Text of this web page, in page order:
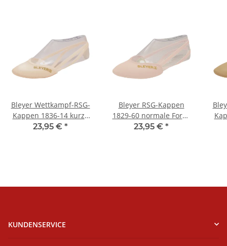
Bleyer Wettkampf-RSG-
Kappen 1836-14 kurze
Form, creme (ivory)
23,95 € *
Bleyer RSG-Kappen
1829-60 normale Form,
lachs
23,95 € *
KUNDENSERVICE